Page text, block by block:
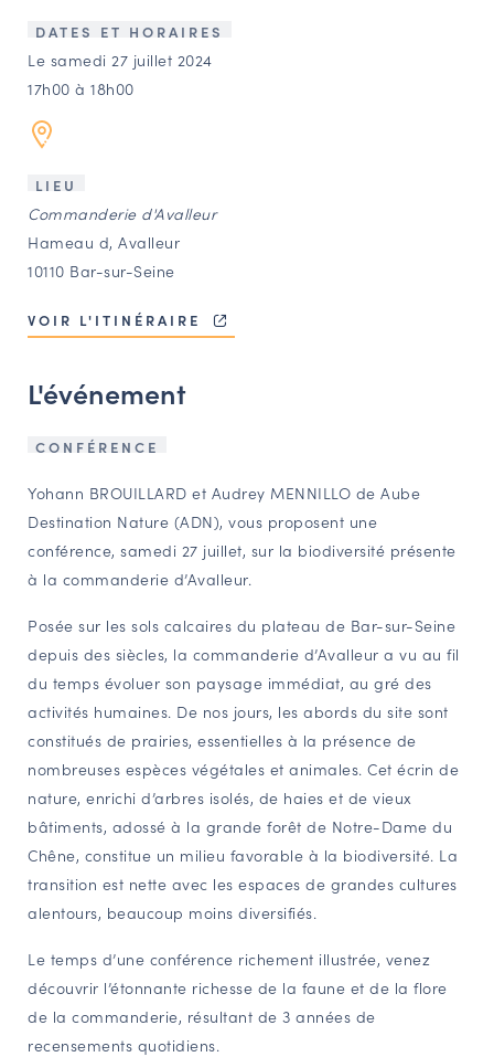
CONTACT
Agenda
Annuaire
Ressources
BOURSE D’ÉCHANGE
CARTES DES NAUDIN
Espace acteurs
NAVIGATION FILTRÉE « ACTEURS »
Comité d'Histoire Régionale
Service Inventaire et Patrimoines de la Région Grand Est
Amateurs d’histoire et de patrimoine
Responsables de structures
Étudiants & chercheurs
DATES ET HORAIRES
Le samedi 27 juillet 2024
17h00 à 18h00
LIEU
Commanderie d'Avalleur
Hameau d, Avalleur
10110 Bar-sur-Seine
VOIR L'ITINÉRAIRE
L'événement
CONFÉRENCE
Yohann BROUILLARD et Audrey MENNILLO de Aube
Destination Nature (ADN), vous proposent une
conférence, samedi 27 juillet, sur la biodiversité présente
à la commanderie d’Avalleur.
Posée sur les sols calcaires du plateau de Bar-sur-Seine
depuis des siècles, la commanderie d’Avalleur a vu au fil
du temps évoluer son paysage immédiat, au gré des
activités humaines. De nos jours, les abords du site sont
constitués de prairies, essentielles à la présence de
nombreuses espèces végétales et animales. Cet écrin de
nature, enrichi d’arbres isolés, de haies et de vieux
bâtiments, adossé à la grande forêt de Notre-Dame du
Chêne, constitue un milieu favorable à la biodiversité. La
transition est nette avec les espaces de grandes cultures
alentours, beaucoup moins diversifiés.
Le temps d’une conférence richement illustrée, venez
découvrir l’étonnante richesse de la faune et de la flore
de la commanderie, résultant de 3 années de
recensements quotidiens.